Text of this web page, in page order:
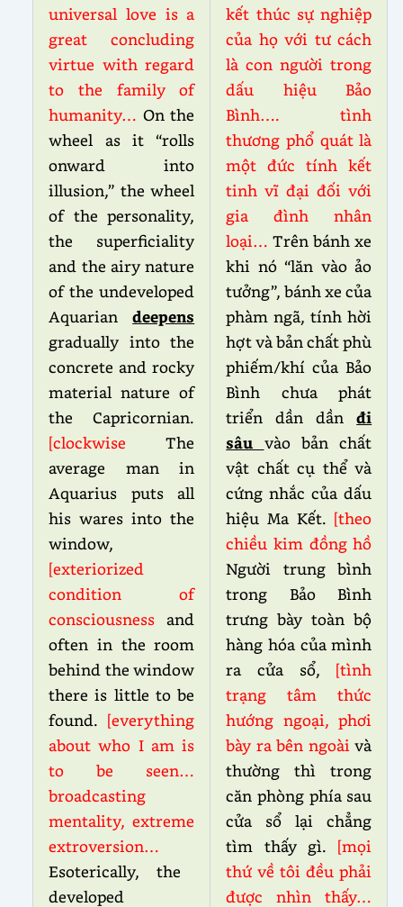
universal love is a
great concluding
virtue with regard
to the family of
humanity… On the
wheel as it “rolls
onward into
illusion,” the wheel
of the personality,
the superficiality
and the airy nature
of the undeveloped
Aquariandeepens
gradually into the
concrete and rocky
material nature of
the Capricornian.
[clockwiseThe
average man in
Aquarius puts all
his wares into the
window,
[exteriorized
condition of
consciousnessand
often in the room
behind the window
there is little to be
found. [everything
about who I am is
to be seen…
broadcasting
mentality, extreme
extroversion…
Esoterically, the
developed
kết thúc sự nghiệp
của họ với tư cách
là con người trong
dấu hiệu Bảo
Bình…. tình
thương phổ quát là
một đức tính kết
tinh vĩ đại đối với
gia đình nhân
loại…Trên bánh xe
khi nó “lăn vào ảo
tưởng”, bánh xe của
phàm ngã, tính hời
hợt và bản chất phù
phiếm/khí của Bảo
Bình chưa phát
triển dần dầnđi
sâu vào bản chất
vật chất cụ thể và
cứng nhắc của dấu
hiệu Ma Kết. [theo
chiều kim đồng hồ
Người trung bình
trong Bảo Bình
trưng bày toàn bộ
hàng hóa của mình
ra cửa sổ, [tình
trạng tâm thức
hướng ngoại, phơi
bày ra bên ngoàivà
thường thì trong
căn phòng phía sau
cửa sổ lại chẳng
tìm thấy gì. [mọi
thứ về tôi đều phải
được nhìn thấy…